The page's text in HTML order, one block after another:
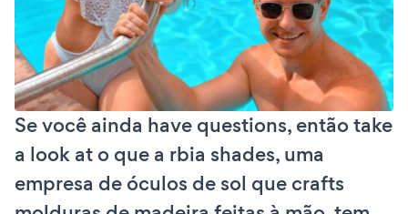
Se você ainda have questions, então take
a look at o que a rbia shades, uma
empresa de óculos de sol que crafts